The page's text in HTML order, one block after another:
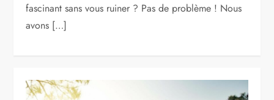
fascinant sans vous ruiner ? Pas de problème ! Nous
avons […]